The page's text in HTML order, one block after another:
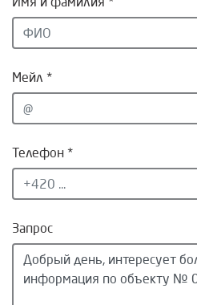
Мейл *
Телефон *
Запрос